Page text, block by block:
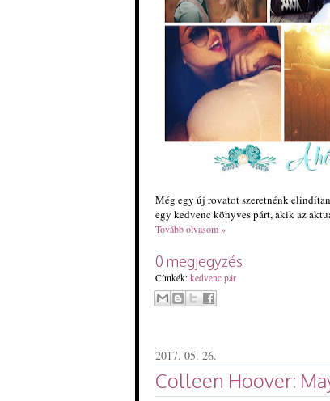
Még egy új rovatot szeretnénk
egy kedvenc könyves párt, akik az
Tovább olvasom »
0 megjegyzés
Címkék: kedvenc pár
2017. 05. 26.
Colleen Hoover: